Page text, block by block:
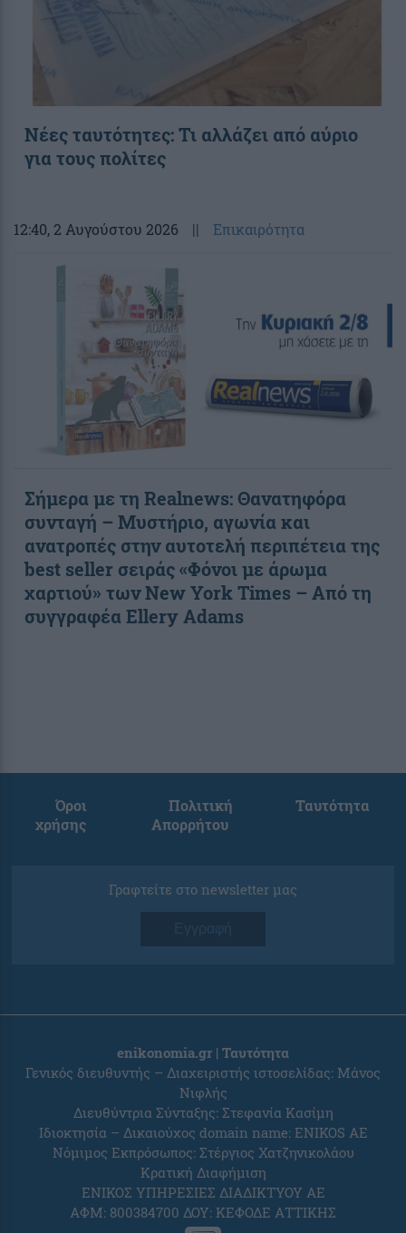
Νέες ταυτότητες: Τι αλλάζει από αύριο
για τους πολίτες
12:40, 2 Αυγούστου 2026 || Επικαιρότητα
Σήμερα με τη Realnews: Θανατηφόρα
συνταγή – Μυστήριο, αγωνία και
ανατροπές στην αυτοτελή περιπέτεια της
best seller σειράς «Φόνοι με άρωμα
χαρτιού» των New York Times – Από τη
συγγραφέα Ellery Adams
Όροι
χρήσης
Πολιτική
Απορρήτου
Ταυτότητα
Γραφτείτε στο newsletter μας
Εγγραφή
enikonomia.gr | Ταυτότητα
Γενικός διευθυντής – Διαχειριστής ιστοσελίδας: Μάνος
Νιφλής
Διευθύντρια Σύνταξης: Στεφανία Κασίμη
Ιδιοκτησία – Δικαιούχος domain name: ENIKOS AE
Νόμιμος Εκπρόσωπος: Στέργιος Χατζηνικολάου
Κρατική Διαφήμιση
ΕΝΙΚΟΣ ΥΠΗΡΕΣΙΕΣ ΔΙΑΔΙΚΤΥΟΥ ΑΕ
ΑΦΜ: 800384700 ΔΟΥ: ΚΕΦΟΔΕ ΑΤΤΙΚΗΣ